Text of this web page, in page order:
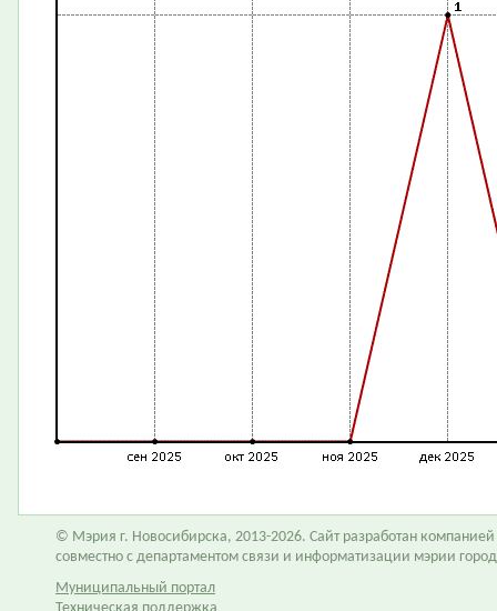
© Мэрия г. Новосибирска, 2013-2026. Сайт разработан компанией
совместно с департаментом связи и информатизации мэрии
Муниципальный портал